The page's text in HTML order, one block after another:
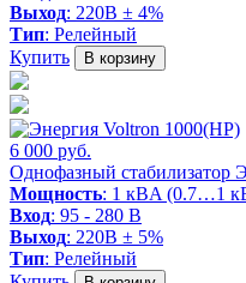
Выход: 220В ± 4%
Тип: Релейный
Купить
В корзину
6 000 руб.
Однофазный стабилизатор
Мощность: 1 кВA (0.7…1
Вход: 95 - 280 В
Выход: 220В ± 5%
Тип: Релейный